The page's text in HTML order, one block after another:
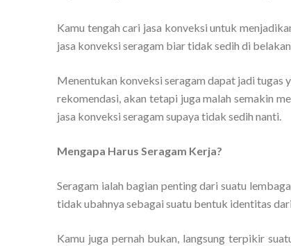
Kamu tengah cari jasa konveksi untuk
jasa konveksi seragam biar tidak sedih di
Menentukan konveksi seragam dapat jadi tugas
rekomendasi, akan tetapi juga malah semakin
jasa konveksi seragam supaya tidak sedih nanti.
Mengapa Harus Seragam Kerja?
Seragam ialah bagian penting dari suatu
tidak ubahnya sebagai suatu bentuk identitas
Kamu juga pernah bukan, langsung terpikir